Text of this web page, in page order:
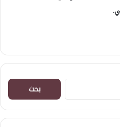
البحث
عن: